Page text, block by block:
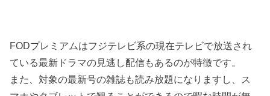
FODプレミアムはフジテレビ系の現在テレビで放送され
ている最新ドラマの見逃し配信もあるのが特徴です。
また、対象の最新号の雑誌も読み放題になりますし、ス